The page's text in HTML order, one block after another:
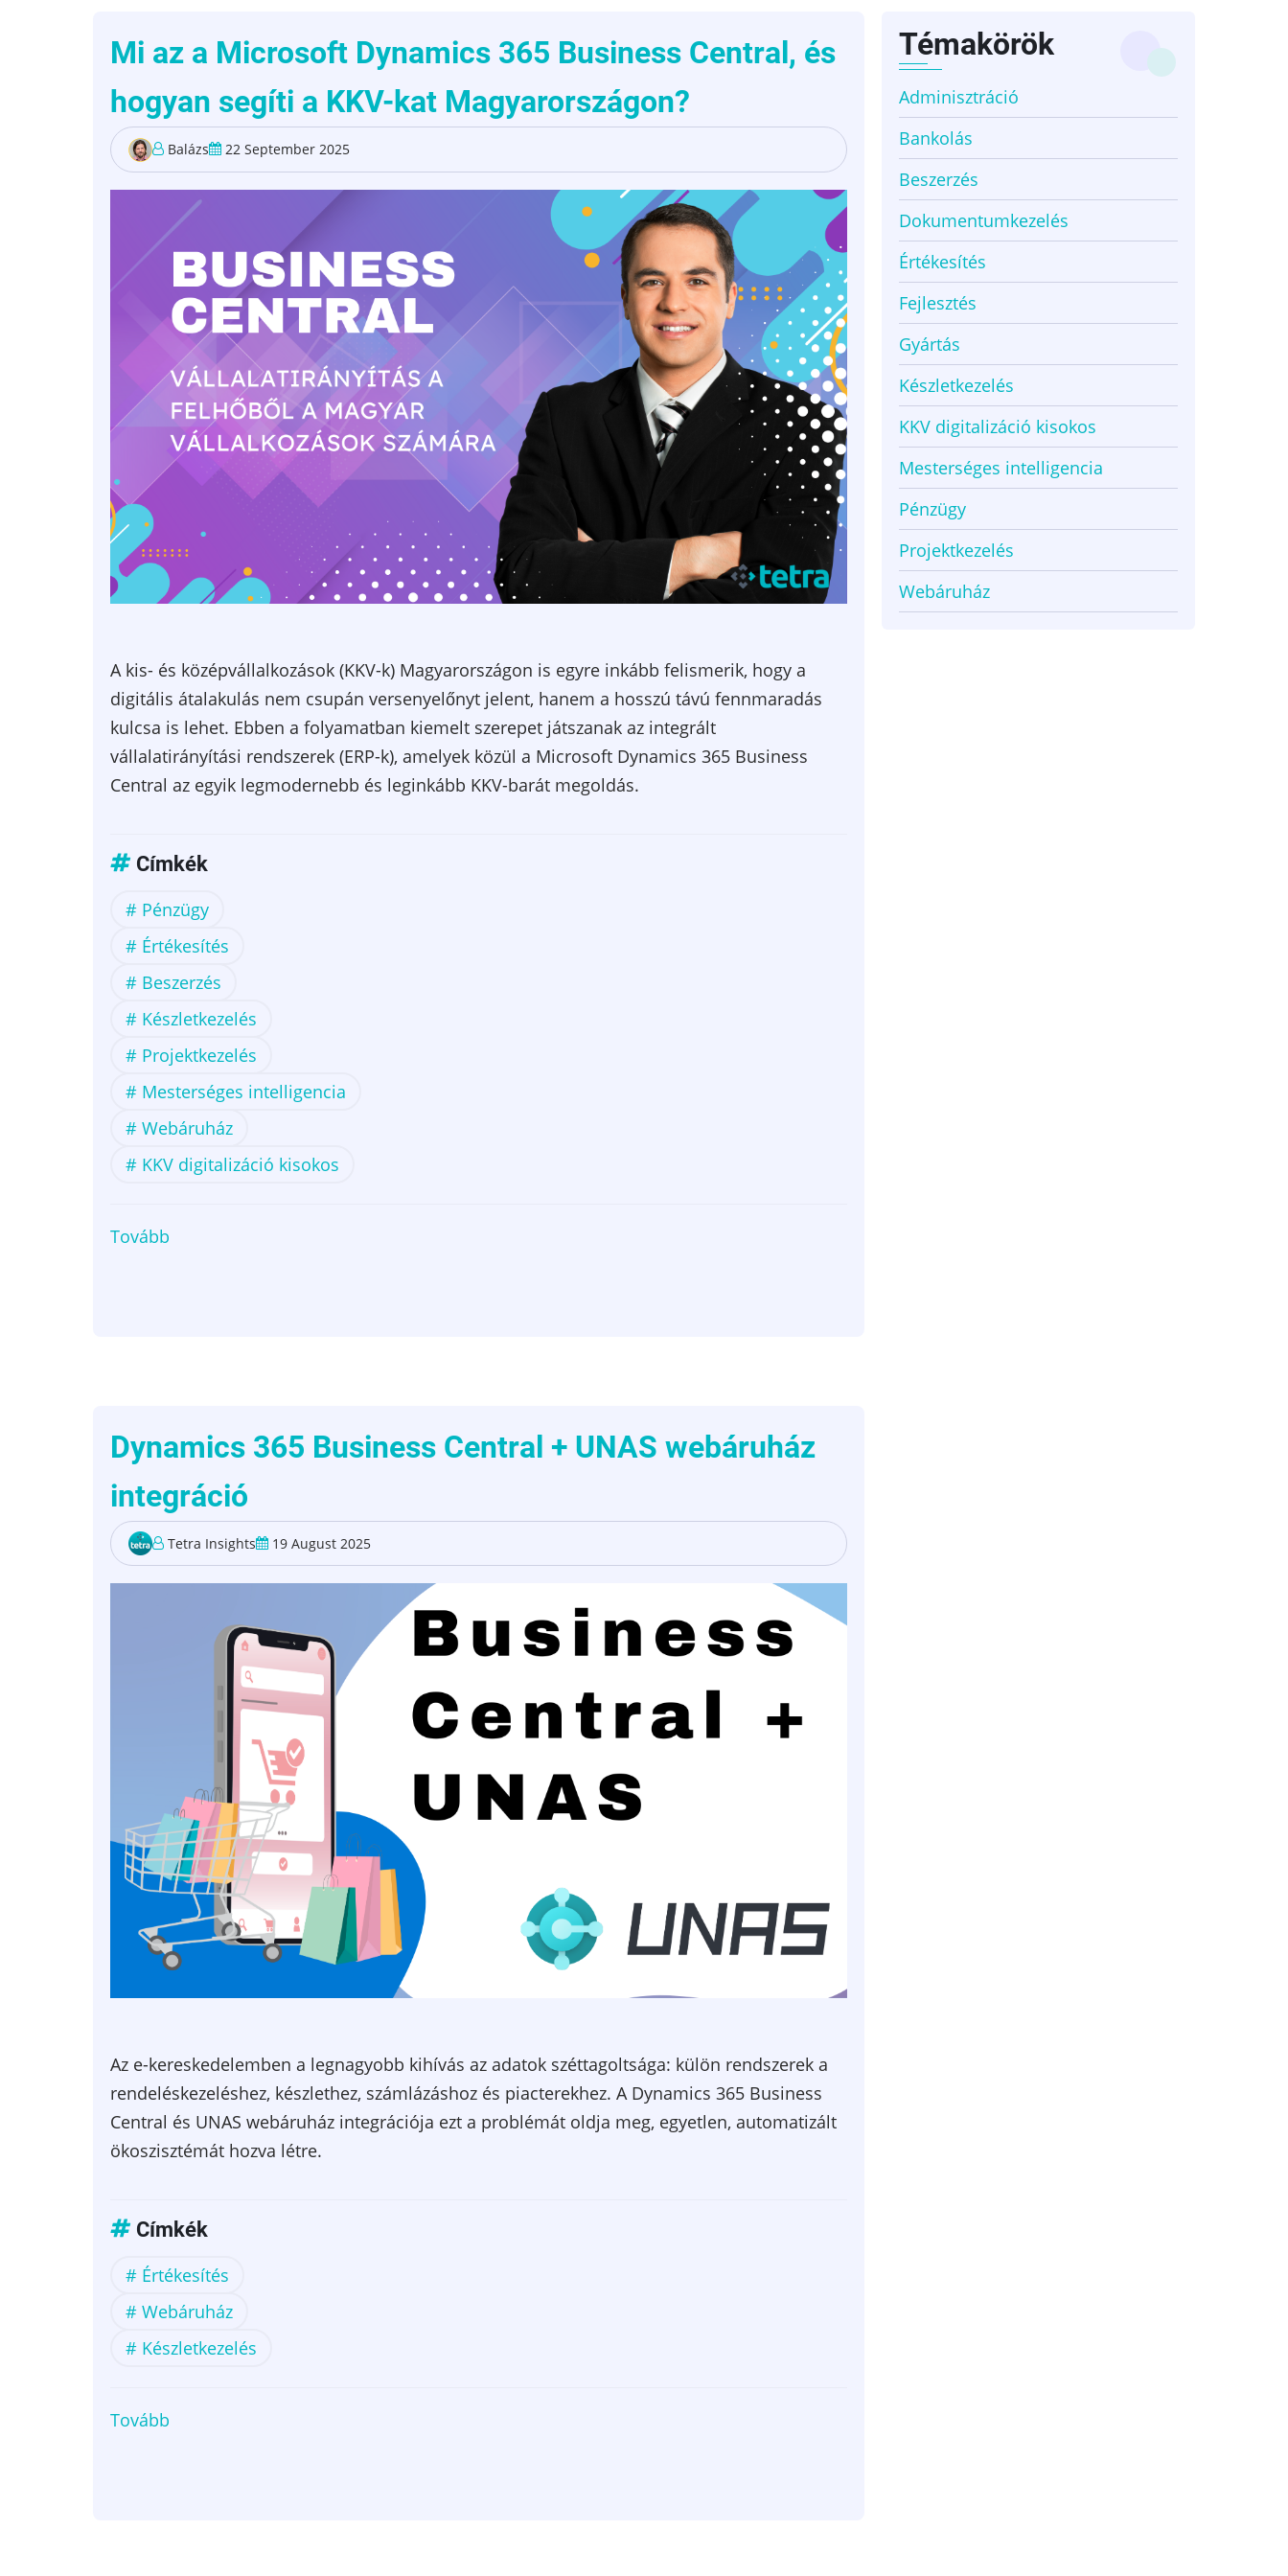
Mi az a Microsoft Dynamics 365 Business Central, és
hogyan segíti a KKV-kat Magyarországon?
Balázs 22 September 2025
A kis- és középvállalkozások (KKV-k) Magyarországon is egyre inkább felismerik, hogy a
digitális átalakulás nem csupán versenyelőnyt jelent, hanem a hosszú távú fennmaradás
kulcsa is lehet. Ebben a folyamatban kiemelt szerepet játszanak az integrált
vállalatirányítási rendszerek (ERP-k), amelyek közül a Microsoft Dynamics 365 Business
Central az egyik legmodernebb és leginkább KKV-barát megoldás.
Címkék
Pénzügy
Értékesítés
Beszerzés
Készletkezelés
Projektkezelés
Mesterséges intelligencia
Webáruház
KKV digitalizáció kisokos
Tovább
Central,
hogyan
segíti
a
KKV-
Magyarországon?)
Dynamics 365 Business Central + UNAS webáruház
integráció
Tetra Insights 19 August 2025
Az e-kereskedelemben a legnagyobb kihívás az adatok széttagoltsága: külön rendszerek a
rendeléskezeléshez, készlethez, számlázáshoz és piacterekhez. A Dynamics 365 Business
Central és UNAS webáruház integrációja ezt a problémát oldja meg, egyetlen, automatizált
ökoszisztémát hozva létre.
Címkék
Értékesítés
Webáruház
Készletkezelés
Tovább
Témakörök
Adminisztráció
Bankolás
Beszerzés
Dokumentumkezelés
Értékesítés
Fejlesztés
Gyártás
Készletkezelés
KKV digitalizáció kisokos
Mesterséges intelligencia
Pénzügy
Projektkezelés
Webáruház